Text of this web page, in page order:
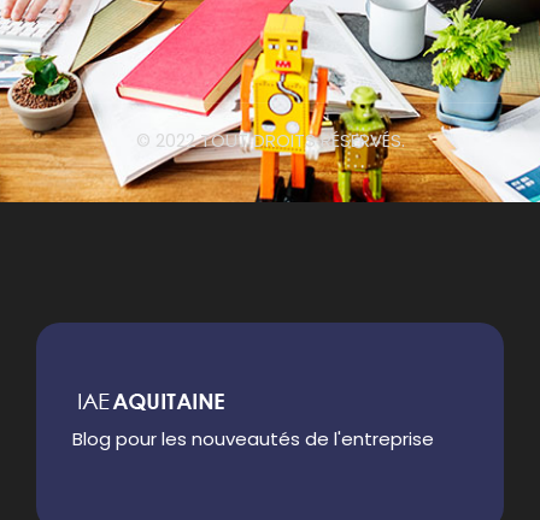
© 2022 TOUT DROITS RÉSERVÉS.
Blog pour les nouveautés de l'entreprise